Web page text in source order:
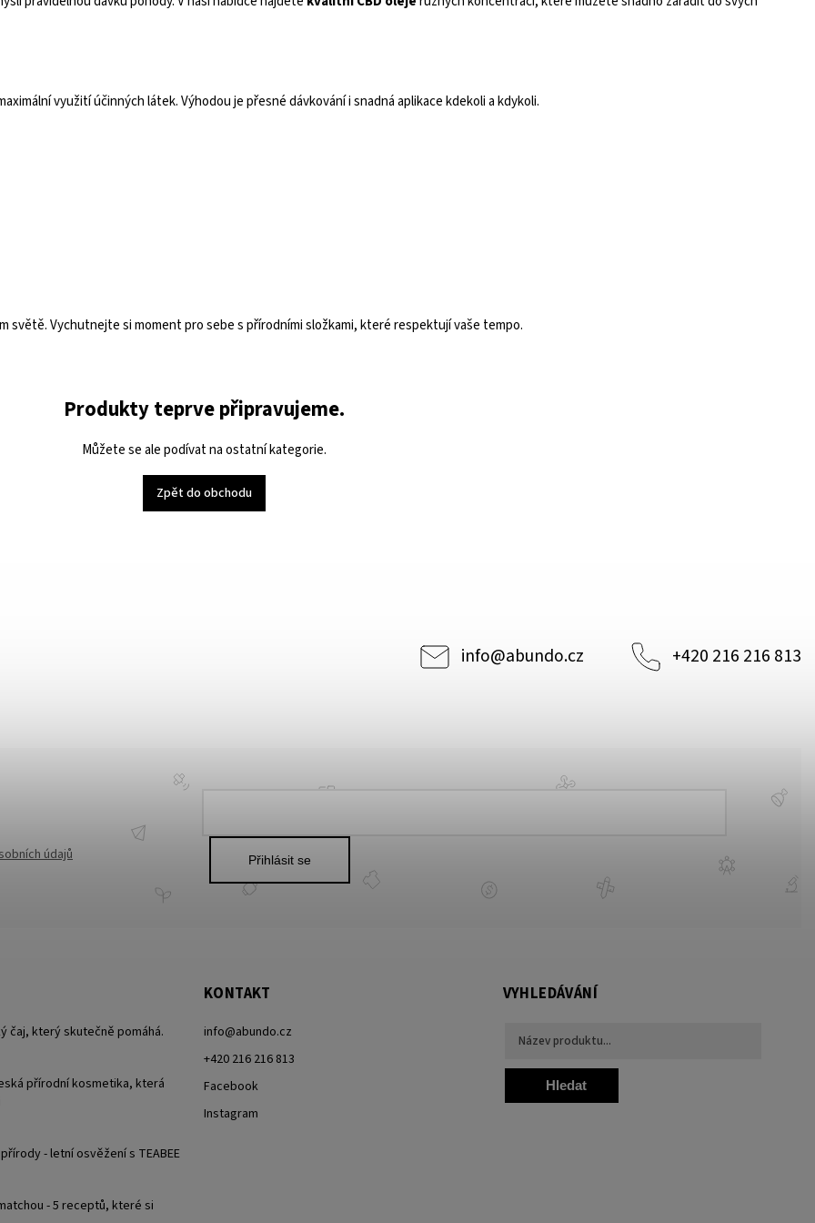
Produkty teprve připravujeme.
Můžete se ale podívat na ostatní kategorie.
Zpět do obchodu
využití účinných látek. Výhodou je přesné dávkování i snadná aplikace kdekoli a kdykoli.
světě. Vychutnejte si moment pro sebe s přírodními složkami, které respektují vaše tempo.
info@abundo.cz +420 216 216 813
údajů Přihlásit se
čaj, který skutečně pomáhá.
přírodní kosmetika, která
- letní osvěžení s TEABEE
- 5 receptů, které si
KONTAKT
info@abundo.cz
+420 216 216 813
Facebook
Instagram
VYHLEDÁVÁNÍ
Hledat